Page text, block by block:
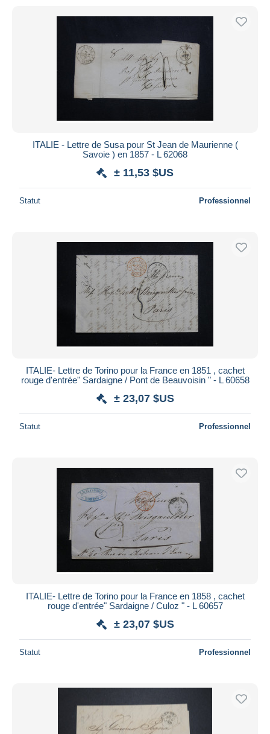
ITALIE - Lettre de Susa pour St Jean de Maurienne (
Savoie ) en 1857 - L 62068
± 11,53 $US
Statut Professionnel
ITALIE- Lettre de Torino pour la France en 1851 , cachet
rouge d'entrée" Sardaigne / Pont de Beauvoisin " - L 60658
± 23,07 $US
Statut Professionnel
ITALIE- Lettre de Torino pour la France en 1858 , cachet
rouge d'entrée" Sardaigne / Culoz " - L 60657
± 23,07 $US
Statut Professionnel